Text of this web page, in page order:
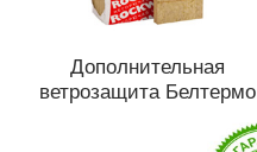
Дополнительная
ветрозащита Белтермо